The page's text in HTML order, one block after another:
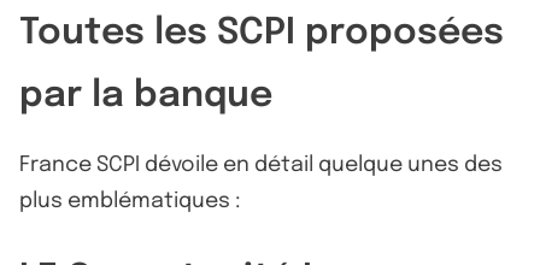
Toutes les SCPI proposées
par la banque
France SCPI dévoile en détail quelque unes des
plus emblématiques :